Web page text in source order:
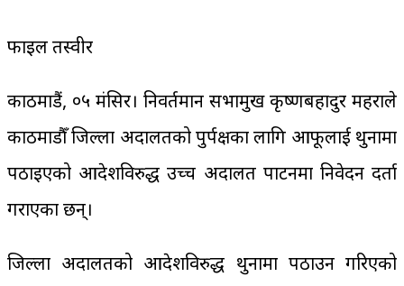
फाइल तस्वीर
काठमाडैं, ०५ मंसिर। निवर्तमान सभामुख कृष्णबहादुर महराले
काठमाडौँ जिल्ला अदालतको पुर्पक्षका लागि आफूलाई थुनामा
पठाइएको आदेशविरुद्ध उच्च अदालत पाटनमा निवेदन दर्ता
गराएका छन्।
जिल्ला अदालतको आदेशविरुद्ध थुनामा पठाउन गरिएको